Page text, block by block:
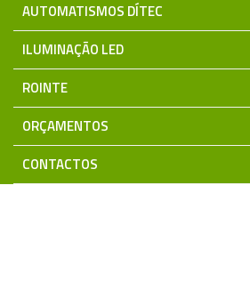
AUTOMATISMOS DÍTEC
ILUMINAÇÃO LED
ROINTE
ORÇAMENTOS
CONTACTOS